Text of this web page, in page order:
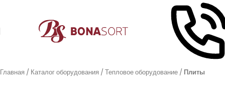
Главная Каталог оборудования Тепловое оборудование Плиты